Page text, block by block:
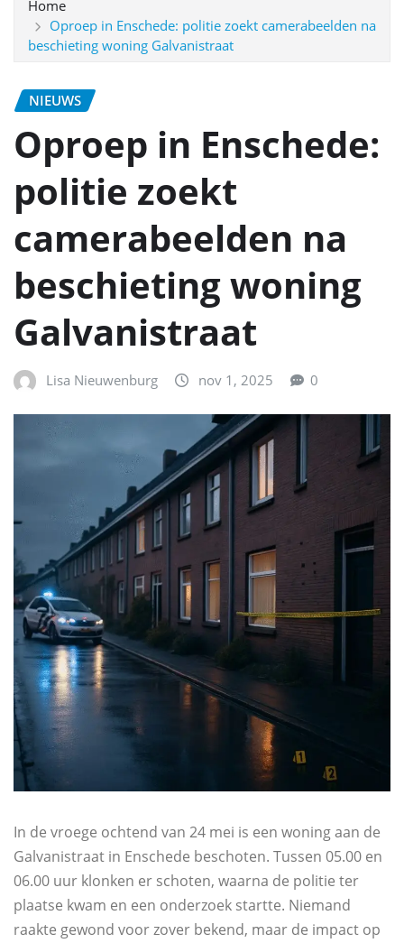
Home
Oproep in Enschede: politie zoekt camerabeelden na
beschieting woning Galvanistraat
NIEUWS
Oproep in Enschede:
politie zoekt
camerabeelden na
beschieting woning
Galvanistraat
Lisa Nieuwenburg nov 1, 2025 0
In de vroege ochtend van 24 mei is een woning aan de
Galvanistraat in Enschede beschoten. Tussen 05.00 en
06.00 uur klonken er schoten, waarna de politie ter
plaatse kwam en een onderzoek startte. Niemand
raakte gewond voor zover bekend, maar de impact op